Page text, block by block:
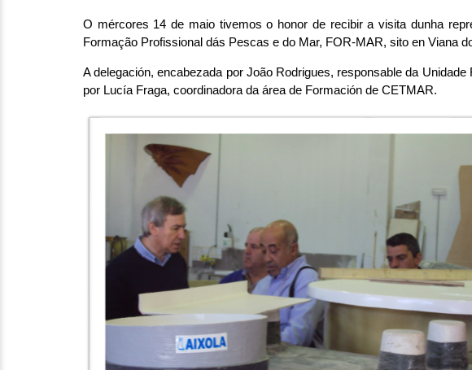
O mércores 14 de maio tivemos o honor de recibir a visita dunha
Formação Profissional dás Pescas e do Mar, FOR-MAR, sito en Viana
A delegación, encabezada por João Rodrigues, responsable da
por Lucía Fraga, coordinadora da área de Formación de CETMAR.